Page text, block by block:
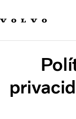
Carreira
Notícias
Quem